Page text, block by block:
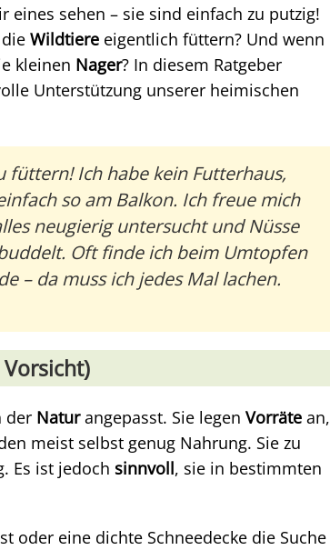
eines sehen – sie sind einfach zu putzig!
Wildtiere eigentlich füttern? Und wenn
kleinen Nager? In diesem Ratgeber
Unterstützung unserer heimischen
füttern! Ich habe kein Futterhaus,
so am Balkon. Ich freue mich
neugierig untersucht und Nüsse
Oft finde ich beim Umtopfen
– da muss ich jedes Mal lachen.
der Naturangepasst. Sie legen Vorräte an,
meist selbst genug Nahrung. Sie zu
Es ist jedoch sinnvoll, sie in bestimmten
oder eine dichte Schneedecke die Suche